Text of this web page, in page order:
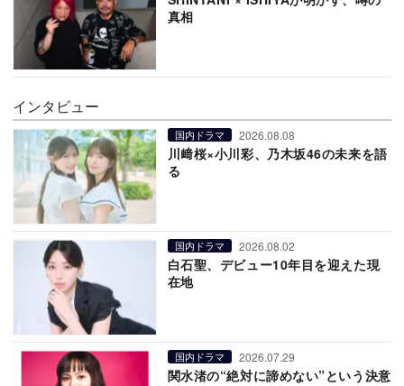
真相
インタビュー
国内ドラマ 2026.08.08
川﨑桜×小川彩、乃木坂46の未来を語
る
国内ドラマ 2026.08.02
白石聖、デビュー10年目を迎えた現
在地
国内ドラマ 2026.07.29
関水渚の“絶対に諦めない”という決意